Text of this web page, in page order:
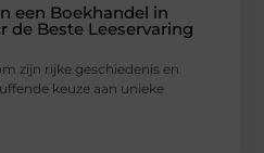
een Boekhandel in
de Beste Leeservaring
zijn rijke geschiedenis en
keuze aan unieke